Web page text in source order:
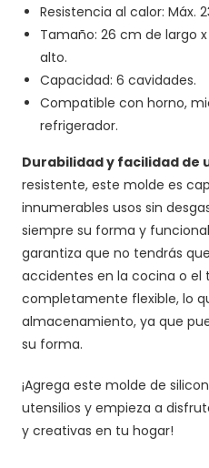
Resistencia al calor: Máx.
Tamaño: 26 cm de largo
alto.
Capacidad: 6 cavidades.
Compatible con horno,
refrigerador.
Durabilidad y facilidad de
resistente, este molde es
innumerables usos sin
siempre su forma y
garantiza que no tendrás
accidentes en la cocina o el
completamente flexible, lo
almacenamiento, ya que
su forma.
¡Agrega este molde de
utensilios y empieza a
y creativas en tu hogar!